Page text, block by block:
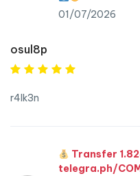
01/07/2026
osul8p
r4lk3n
Transfer
telegra.ph/